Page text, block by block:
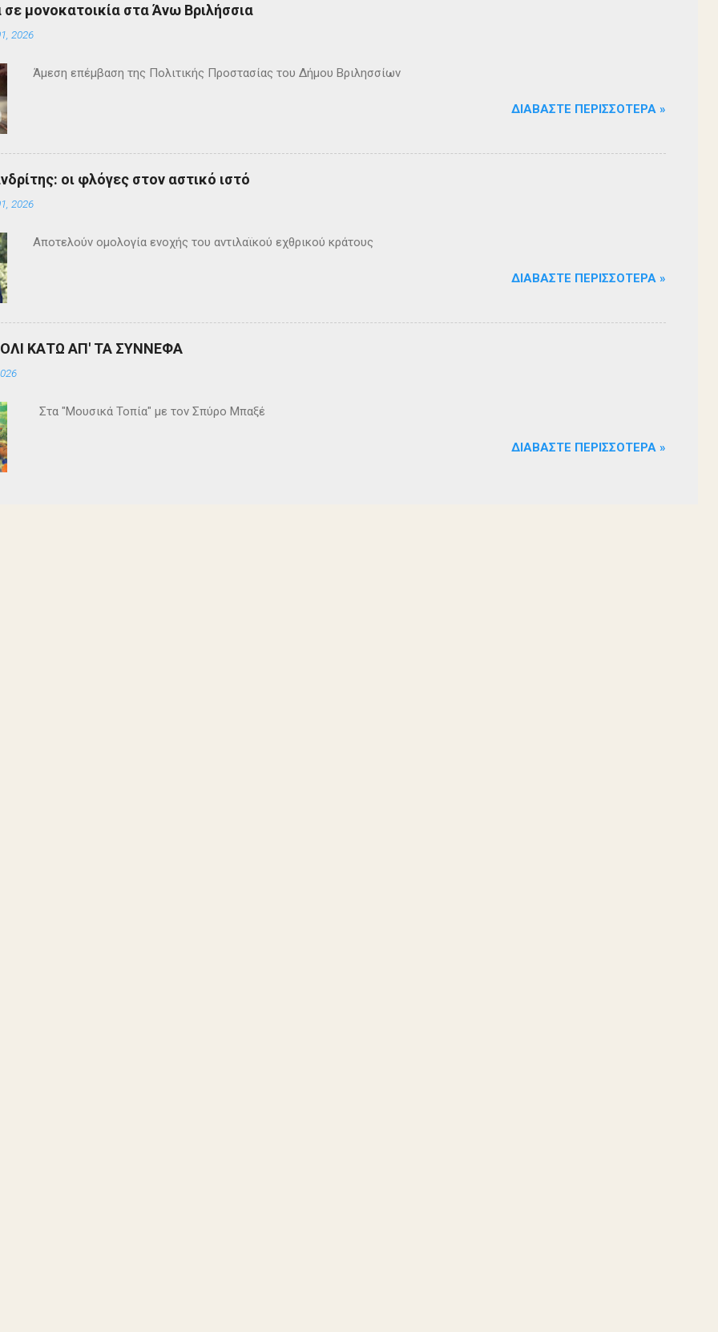
σε μονοκατοικία στα Άνω Βριλήσσια
2026
Άμεση επέμβαση της Πολιτικής Προστασίας του Δήμου Βριλησσίων
ΔΙΑΒΆΣΤΕ ΠΕΡΙΣΣΌΤΕΡΑ »
οι φλόγες στον αστικό ιστό
2026
Αποτελούν ομολογία ενοχής του αντιλαϊκού εχθρικού κράτους
ΔΙΑΒΆΣΤΕ ΠΕΡΙΣΣΌΤΕΡΑ »
ΚΑΤΩ ΑΠ' ΤΑ ΣΥΝΝΕΦΑ
Στα "Μουσικά Τοπία" με τον Σπύρο Μπαξέ
ΔΙΑΒΆΣΤΕ ΠΕΡΙΣΣΌΤΕΡΑ »